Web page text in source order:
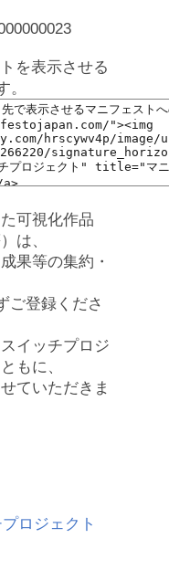
を表示させる
。
可視化作品
は、
果等の集約・
ご登録くださ
イッチプロジ
もに、
ていただきま